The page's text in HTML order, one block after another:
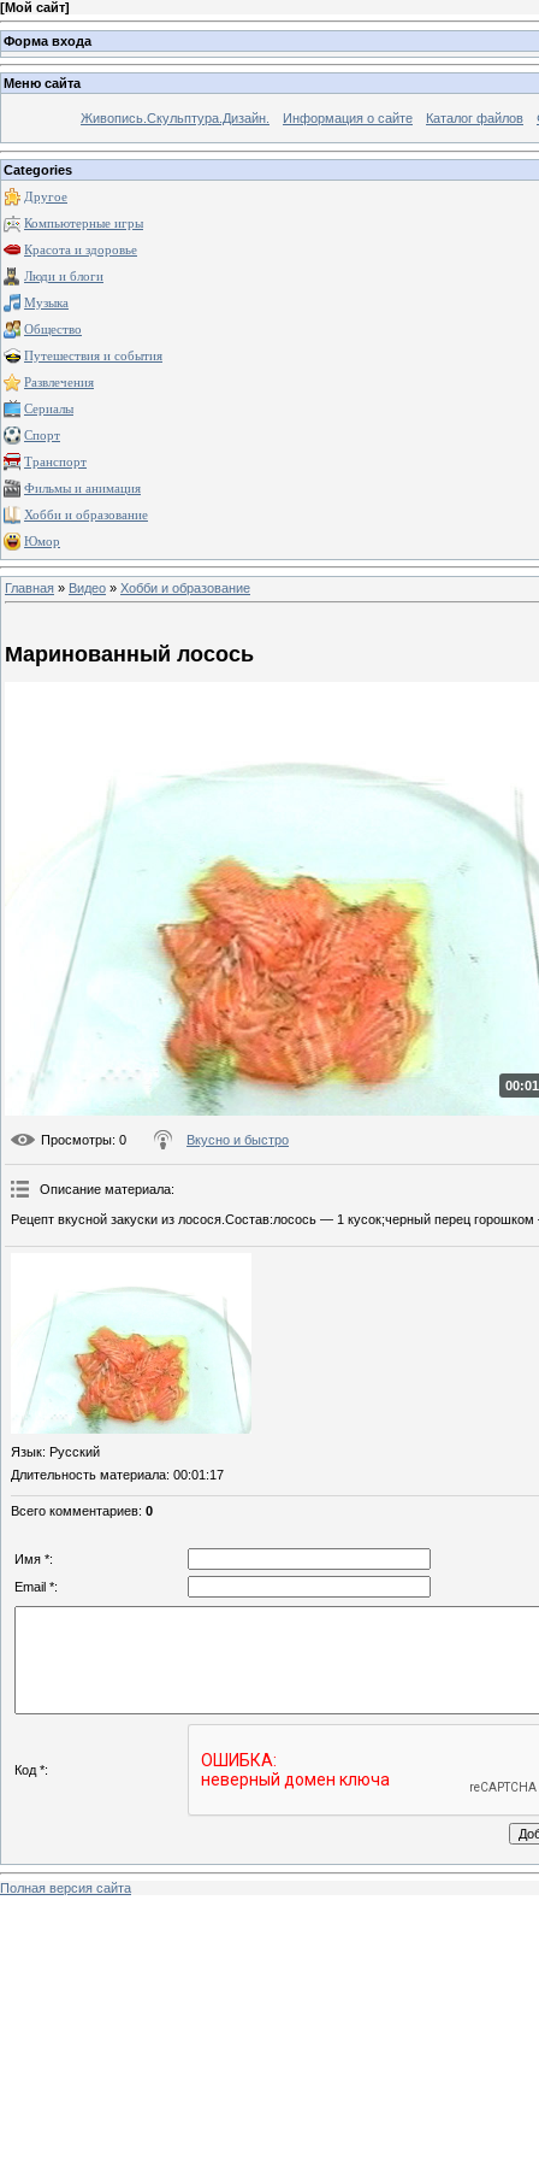
[Мой сайт]
Форма входа
Меню сайта
Живопись.Скульптура.Дизайн. Информация о сайте Каталог файлов
Categories
Другое
Компьютерные игры
Красота и здоровье
Люди и блоги
Музыка
Общество
Путешествия и события
Развлечения
Сериалы
Спорт
Транспорт
Фильмы и анимация
Хобби и образование
Юмор
Главная » Видео » Хобби и образование
Маринованный лосось
Просмотры: 0 Вкусно и быстро
Описание материала:
Рецепт вкусной закуски из лосося.Состав:лосось — 1 кусок;черный перец
Язык: Русский
Длительность материала: 00:01:17
Всего комментариев: 0
Имя *:
Email *:
Код *:
Полная версия сайта